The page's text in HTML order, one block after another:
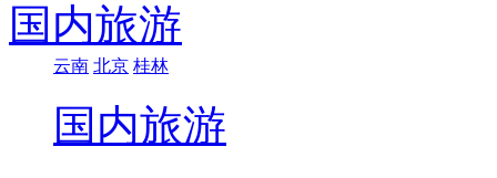
国内旅游
云南 北京 桂林
国内旅游